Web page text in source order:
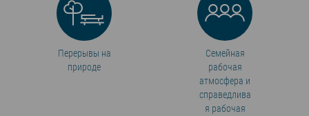
Перерывы на
природе
Семейная
рабочая
атмосфера и
справедлива
я рабочая